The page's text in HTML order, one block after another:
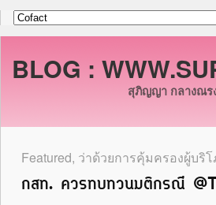
BLOG :
สุภิญญา กลางณร
Featured, ว่าด้วยการคุ้มครองผู้บริ
กสท. ควรทบทวนมติกรณี